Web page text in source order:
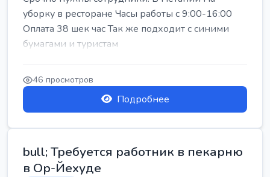
уборку в ресторане Часы работы с 9:00-16:00
Оплата 38 шек час Так же подходит с синими
бумагами и туристам
46 просмотров
Подробнее
bull; Требуется работник в пекарню
в Ор-Йехуде